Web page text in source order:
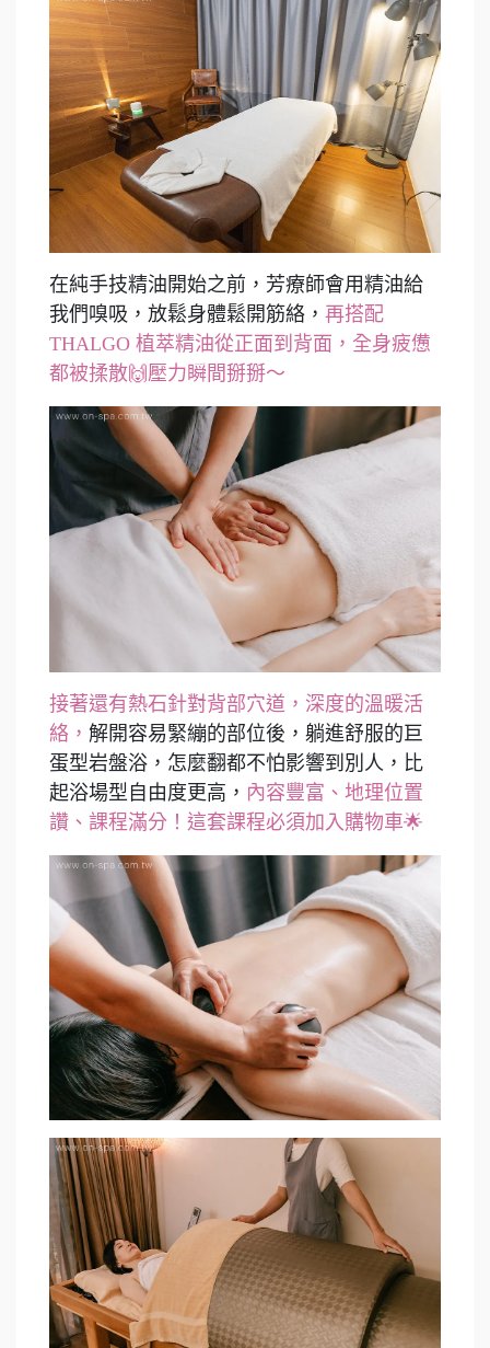
在純手技精油開始之前，芳療師會用精油給
我們嗅吸，放鬆身體鬆開筋絡， 再搭配
THALGO 植萃精油從正面到背面，全身疲憊
都被揉散🙌壓力瞬間掰掰～
接著還有熱石針對背部穴道，深度的溫暖活
絡， 解開容易緊繃的部位後，躺進舒服的巨
蛋型岩盤浴，怎麼翻都不怕影響到別人，比
起浴場型自由度更高， 內容豐富、地理位置
讚、課程滿分！這套課程必須加入購物車🌟